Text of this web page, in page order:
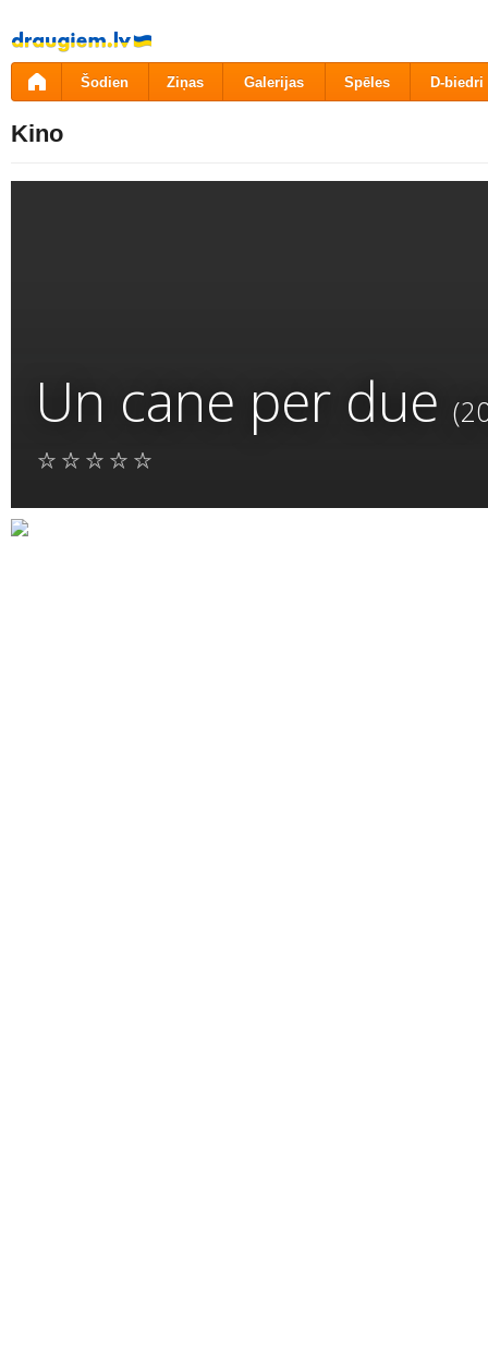
Pāriet
uz
saturu
Šodien Ziņas Galerijas Spēles D-biedri
Kino
Un cane per due